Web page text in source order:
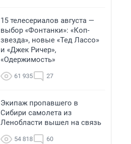
15 телесериалов августа —
выбор «Фонтанки»: «Коп-
звезда», новые «Тед Лассо»
и «Джек Ричер»,
«Одержимость»
61 935 27
Экипаж пропавшего в
Сибири самолета из
Ленобласти вышел на связь
54 818 60